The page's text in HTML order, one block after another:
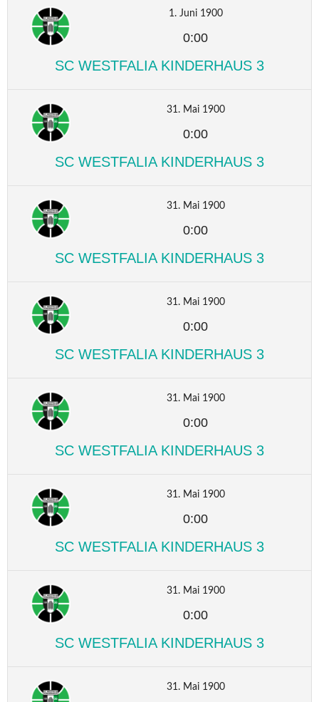
1. Juni 1900
0:00
SC WESTFALIA KINDERHAUS 3
31. Mai 1900
0:00
SC WESTFALIA KINDERHAUS 3
31. Mai 1900
0:00
SC WESTFALIA KINDERHAUS 3
31. Mai 1900
0:00
SC WESTFALIA KINDERHAUS 3
31. Mai 1900
0:00
SC WESTFALIA KINDERHAUS 3
31. Mai 1900
0:00
SC WESTFALIA KINDERHAUS 3
31. Mai 1900
0:00
SC WESTFALIA KINDERHAUS 3
31. Mai 1900